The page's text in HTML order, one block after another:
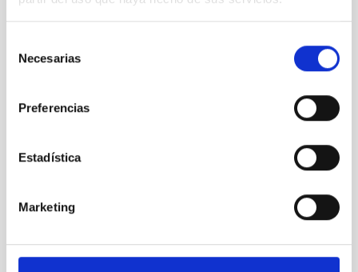
Necesarias
Preferencias
Estadística
Marketing
GREGOR